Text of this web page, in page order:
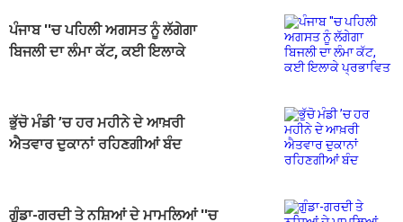
ਪੰਜਾਬ ''ਚ ਪਹਿਲੀ ਅਗਸਤ ਨੂੰ ਲੱਗੇਗਾ
ਬਿਜਲੀ ਦਾ ਲੰਮਾ ਕੱਟ, ਕਈ ਇਲਾਕੇ
ਭੁੱਚੋ ਮੰਡੀ ’ਚ ਹਰ ਮਹੀਨੇ ਦੇ ਆਖ਼ਰੀ
ਐਤਵਾਰ ਦੁਕਾਨਾਂ ਰਹਿਣਗੀਆਂ ਬੰਦ
ਗੁੰਡਾ-ਗਰਦੀ ਤੇ ਨਸ਼ਿਆਂ ਦੇ ਮਾਮਲਿਆਂ ''ਚ